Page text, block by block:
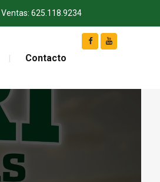
Ventas: 625.118.9234
Contacto